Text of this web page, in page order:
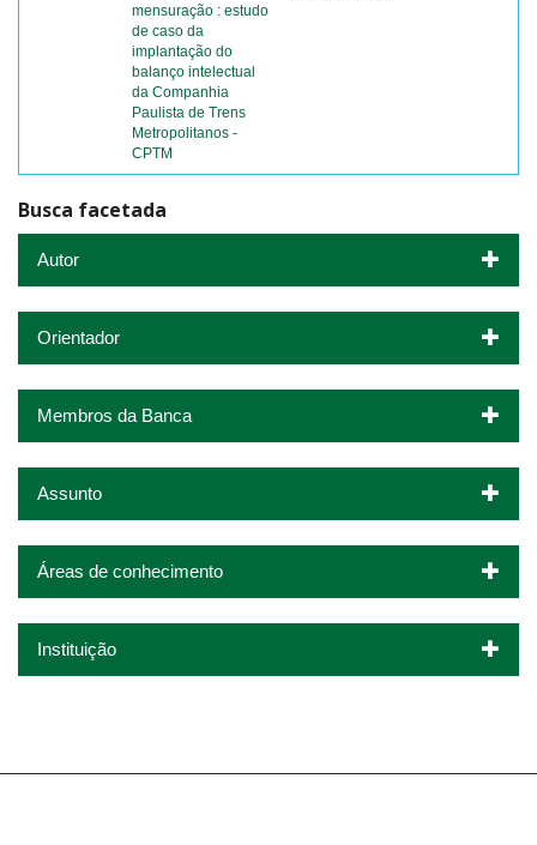
mensuração : estudo
de caso da
implantação do
balanço intelectual
da Companhia
Paulista de Trens
Metropolitanos -
CPTM
Busca facetada
Autor
Orientador
Membros da Banca
Assunto
Áreas de conhecimento
Instituição